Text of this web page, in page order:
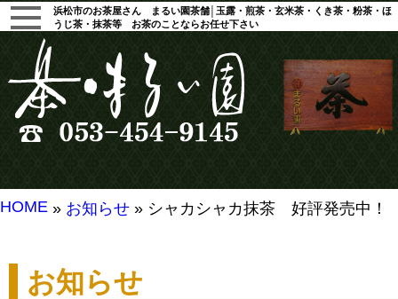
浜松市のお茶屋さん まるい園茶舗│玉露・煎茶・玄米茶・くき茶・粉茶・ほ
うじ茶・抹茶等 お茶のことならお任せ下さい
HOME » お知らせ » シャカシャカ抹茶 好評発売中！
お知らせ